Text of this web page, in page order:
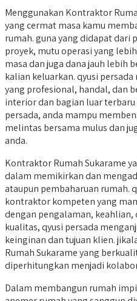
Menggunakan Kontraktor
yang cermat masa kamu
rumah. guna yang didapat dari
proyek, mutu operasi yang
masa dan juga dana jauh lebih
kalian keluarkan. qyusi
yang profesional, handal, dan
interior dan bagian luar terbaru
persada, anda mampu
melintas bersama mulus dan
anda.
Kontraktor Rumah Sukarame
dalam memikirkan dan
ataupun pembaharuan rumah.
kontraktor kompeten yang
dengan pengalaman, keahlian,
kualitas, qyusi persada
keinginan dan tujuan klien.
Rumah Sukarame yang
diperhitungkan menjadi
Dalam membangun rumah